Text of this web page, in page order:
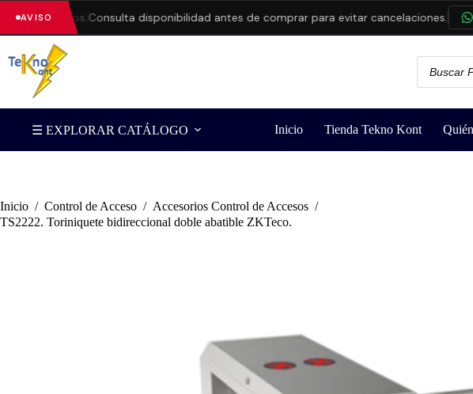
AVISO
y precios. Consulta disponibilidad antes de comprar para evitar cancelaciones.
☰ EXPLORAR CATÁLOGO Inicio Tienda Tekno Kont
Inicio / Control de Acceso / Accesorios Control de Accesos /
TS2222. Toriniquete bidireccional doble abatible ZKTeco.